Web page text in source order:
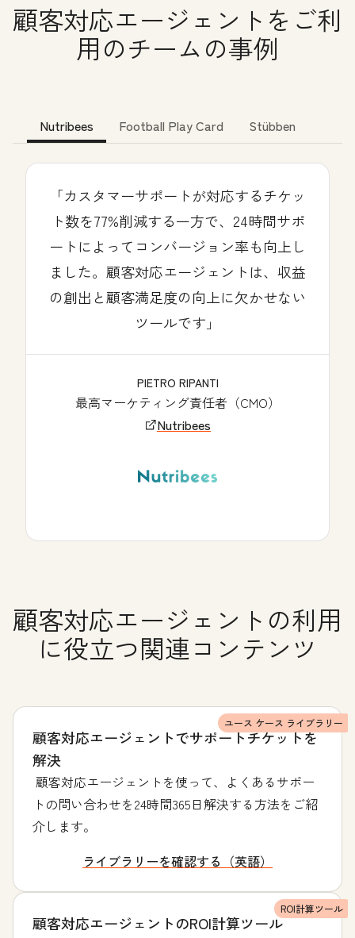
顧客対応エージェントをご利
用のチームの事例
Nutribees Football Play Card Stübben
「カスタマーサポートが対応するチケッ
ト数を77%削減する一方で、24時間サポ
ートによってコンバージョン率も向上し
ました。顧客対応エージェントは、収益
の創出と顧客満足度の向上に欠かせない
ツールです」
PIETRO RIPANTI
最高マーケティング責任者（CMO）
Nutribees
顧客対応エージェントの利用
に役立つ関連コンテンツ
ユース ケース ライブラリー
顧客対応エージェントでサポートチケットを
解決
顧客対応エージェントを使って、よくあるサポー
トの問い合わせを24時間365日解決する方法をご紹
介します。
ライブラリーを確認する（英語）
ROI計算ツール
顧客対応エージェントのROI計算ツール